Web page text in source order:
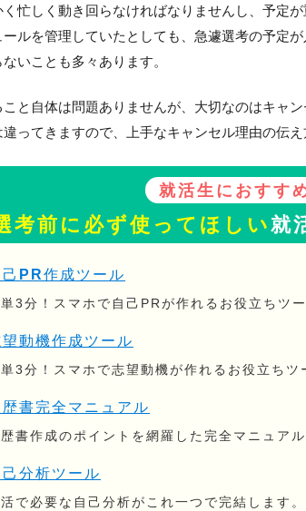
忙しく動き回らなければなりませんし、予定
ルを管理していたとしても、急遽選考の予定
いことも多々あります。
と自体は問題ありませんが、大切なのはキャ
ってきますので、上手なキャンセル理由の伝え
就活生におすす
考前に必ず使ってほしい就
己PR作成ツール
3分！スマホで自己PRが作れるお役立ちツー
動機作成ツール
3分！スマホで志望動機が作れるお役立ちツ
歴書完全マニュアル
歴書作成のポイントを網羅した完全マニュアル
己分析ツール
で必要な自己分析がこれ一つで完結します。